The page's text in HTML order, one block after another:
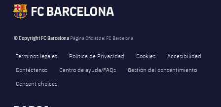
© Copyright FC Barcelona Página Oficial del FC Barcelona
Términos legales Política de Privacidad Cookies
Accesibilidad
Contáctenos
Centro de ayuda/FAQs
Gestión del consentimiento
Consent choices